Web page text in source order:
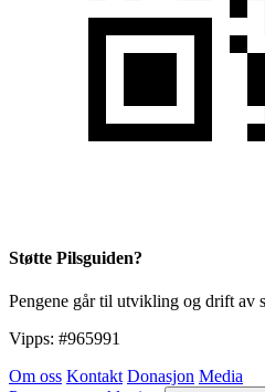
Støtte Pilsguiden?
Pengene går til utvikling og drift av
Vipps: #965991
Om oss Kontakt Donasjon Media